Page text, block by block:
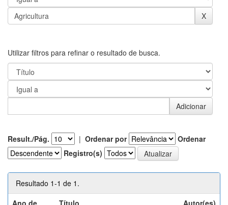
Utilizar filtros para refinar o resultado de busca.
Result./Pág. | Ordenar por
Ordenar
Registro(s)
Resultado 1-1 de 1.
Ano de
Título Autor(es)